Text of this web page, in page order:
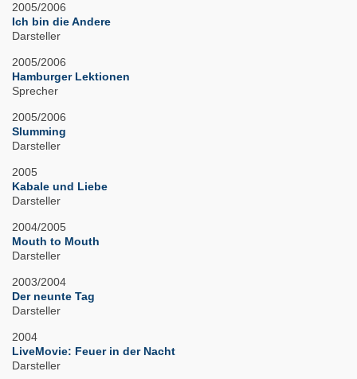
2005/2006
Ich bin die Andere
Darsteller
2005/2006
Hamburger Lektionen
Sprecher
2005/2006
Slumming
Darsteller
2005
Kabale und Liebe
Darsteller
2004/2005
Mouth to Mouth
Darsteller
2003/2004
Der neunte Tag
Darsteller
2004
LiveMovie: Feuer in der Nacht
Darsteller